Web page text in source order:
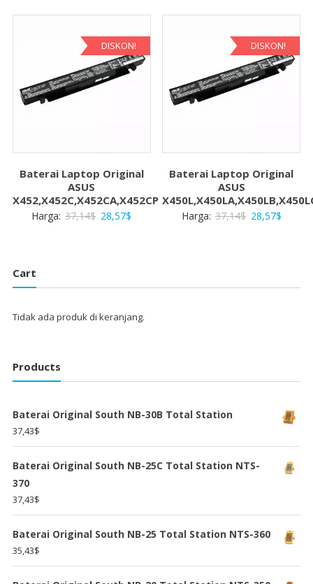
28,57$.
28,57$.
DISKON!
Baterai Laptop Original
ASUS
X452,X452C,X452CA,X452CP
Harga: 37,14$ Harga
28,57$
28,57$.
DISKON!
Baterai Laptop Original
ASUS
Harga: 37,14$ Harga
28,57$Harga
28,57$.
Cart
Tidak ada produk di keranjang.
Products
Baterai Original South NB-30B Total Station
37,43$
Baterai Original South NB-25C Total Station NTS-
370
37,43$
Baterai Original South NB-25 Total Station NTS-360
35,43$